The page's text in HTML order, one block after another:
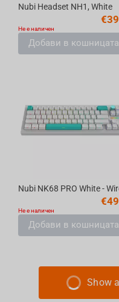
Nubi Headset NH1, White
€
Не е наличен
Добави в кошницата
€
Не е наличен
Добави в кошницата
Show